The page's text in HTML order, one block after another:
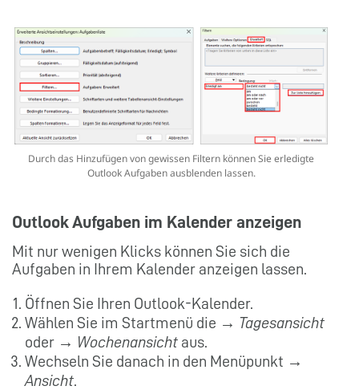
Durch das Hinzufügen von gewissen Filtern können Sie erledigte
Outlook Aufgaben ausblenden lassen.
Outlook Aufgaben im Kalender anzeigen
Mit nur wenigen Klicks können Sie sich die
Aufgaben in Ihrem Kalender anzeigen lassen.
Öffnen Sie Ihren Outlook-Kalender.
Wählen Sie im Startmenü die → Tagesansicht
oder → Wochenansicht aus.
Wechseln Sie danach in den Menüpunkt →
Ansicht